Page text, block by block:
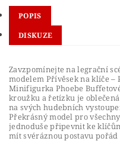
POPIS
DISKUZE
Zavzpomínejte na legrační
modelem Přívěsek na klíče –
Minifigurka Phoebe
kroužku a řetízku je
na svých hudebních
Překrásný model pro
jednoduše připevnit ke
mít svéráznou postavu pořád